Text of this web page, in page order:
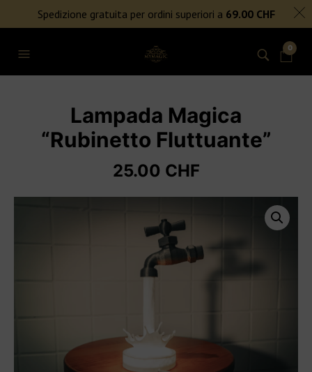
SPEDIZIONE GRATUITA PER ORDINI SUPERIORI A 69€
NIENTE DAZI DOGANALI
0
Lampada Magica
“Rubinetto Fluttuante”
25.00 CHF
Spedizione gratuita per ordini superiori a 69.00 CHF